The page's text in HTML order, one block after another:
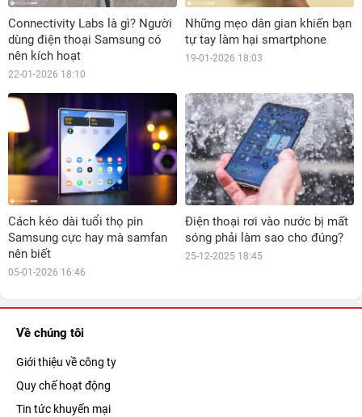
Connectivity Labs là gì? Người
dùng điện thoại Samsung có
nên kích hoạt
22-01-2026 18:10
Những mẹo dân gian khiến bạn
tự tay làm hại smartphone
19-01-2026 18:03
Cách kéo dài tuổi thọ pin
Samsung cực hay mà samfan
nên biết
05-01-2026 16:46
Điện thoại rơi vào nước bị mất
sóng phải làm sao cho đúng?
25-12-2025 18:45
Về chúng tôi
Giới thiệu về công ty
Quy chế hoạt động
Tin tức khuyến mại